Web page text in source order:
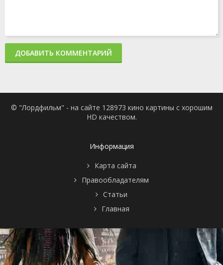
ДОБАВИТЬ КОММЕНТАРИЙ
© "Лордфильм" - на сайте 128973 кино картины с хорошим
HD качеством.
Информация
Карта сайта
Правообладателям
Статьи
Главная